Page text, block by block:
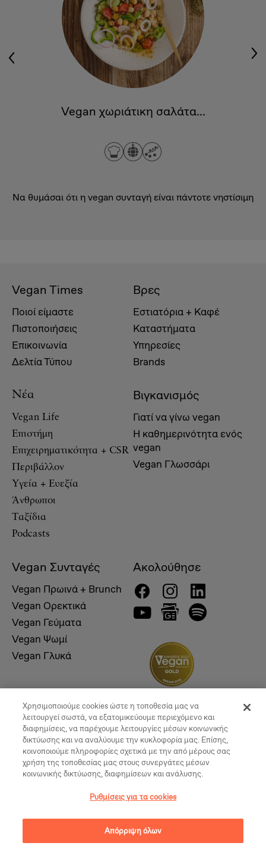
Vegan χωριάτικη σαλάτα...
Να θυμάσαι ότι η vegan συνταγή είναι πάντοτε νηστίσιμη
Vegan Times
Ποιοί είμαστε
Πιστοποιήσεις
Επικοινωνία
Δελτία Τύπου
Βρες
Εστιατόρια + Καφέ
Καταστήματα
Υπηρεσίες
Brands
Νέα
Vegan Life
Επιστήμη
Επιχειρηματικότητα + CSR
Περιβάλλον
Υγεία + Ευεξία
Άνθρωποι
Ταξίδια
Podcasts
Βιγκανισμός
Γιατί να γίνω vegan
Η καθημερινότητα ενός
vegan
Vegan Γλωσσάρι
Vegan Συνταγές
Vegan Πρωινά + Brunch
Vegan Ορεκτικά
Vegan Γεύματα
Vegan Ψωμί
Vegan Γλυκά
Ακολούθησε
© 2026, Vegan Times. All Rights Reserved
Created by
Χρησιμοποιούμε cookies ώστε η τοποθεσία μας να
λειτουργεί σωστά, να εξατομικεύουμε περιεχόμενο και
διαφημίσεις, να παρέχουμε λειτουργίες μέσων κοινωνικής
δικτύωσης και να αναλύουμε την κυκλοφορία μας. Επίσης,
κοινοποιούμε πληροφορίες σχετικά με την από μέρους σας
χρήση της τοποθεσίας μας στους συνεργάτες μέσων
κοινωνικής δικτύωσης, διαφημίσεων και ανάλυσης.
Ρυθμίσεις για τα cookies
Απόρριψη όλων